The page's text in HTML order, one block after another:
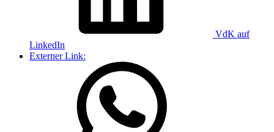
VdK auf
LinkedIn
Externer Link: